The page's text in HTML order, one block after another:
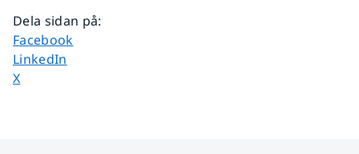
Dela sidan på:
Dela sidan på
Facebook
Dela sidan på
LinkedIn
Dela sidan på
X